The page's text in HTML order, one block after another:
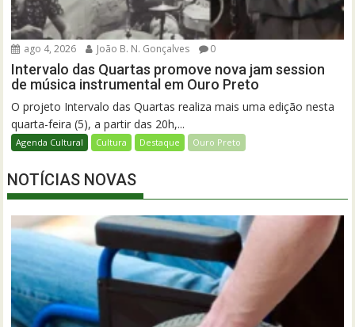
ago 4, 2026 João B. N. Gonçalves 0
Intervalo das Quartas promove nova jam session
de música instrumental em Ouro Preto
O projeto Intervalo das Quartas realiza mais uma edição nesta
quarta-feira (5), a partir das 20h,...
Agenda Cultural Cultura Destaque Ouro Preto
NOTÍCIAS NOVAS